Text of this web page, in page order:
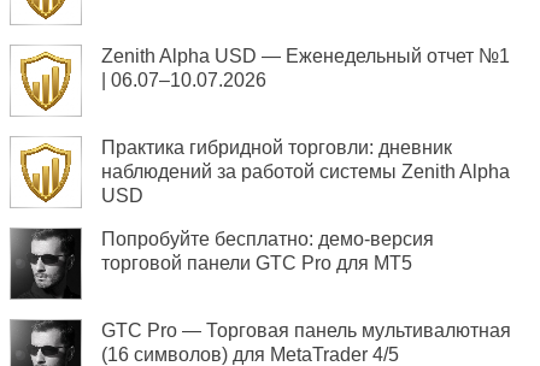
Zenith Alpha USD — Еженедельный отчет №1
| 06.07–10.07.2026
Практика гибридной торговли: дневник
наблюдений за работой системы Zenith Alpha
USD
Попробуйте бесплатно: демо-версия
торговой панели GTC Pro для MT5
GTC Pro — Торговая панель мультивалютная
(16 символов) для MetaTrader 4/5